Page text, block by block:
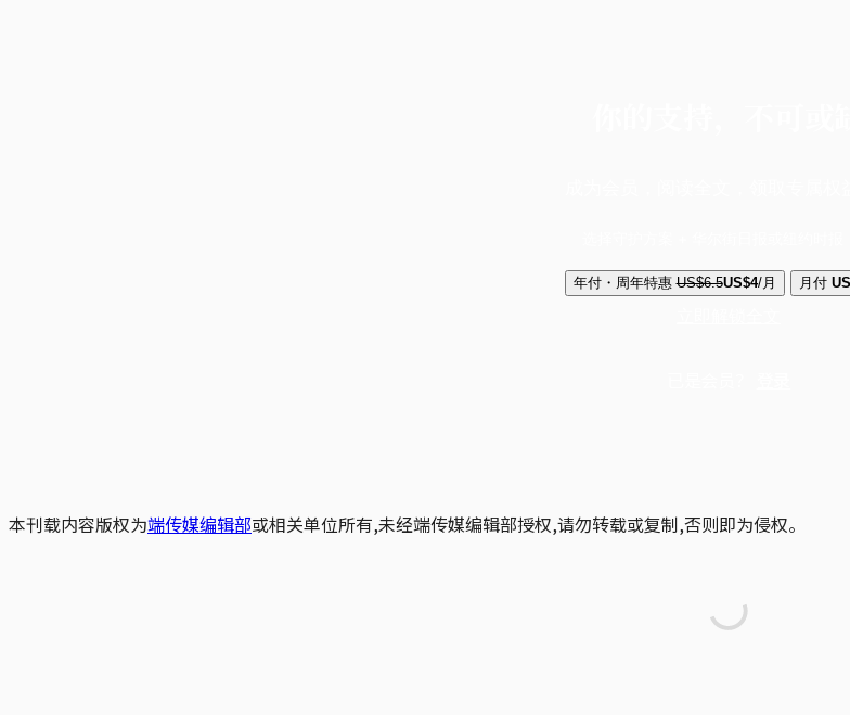
年付・周年特惠 US$6.5US$4/月 月付
本刊载内容版权为端传媒编辑部或相关单位所有,未经端传媒编辑部授权,请勿转载或复制,否则即为侵权。